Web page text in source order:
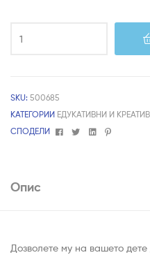
SKU: 500685
КАТЕГОРИИ ЕДУКАТИВНИ И
СПОДЕЛИ
FacebookTwitterLinkedin
Pinterest
Опис
Дозволете му на вашето